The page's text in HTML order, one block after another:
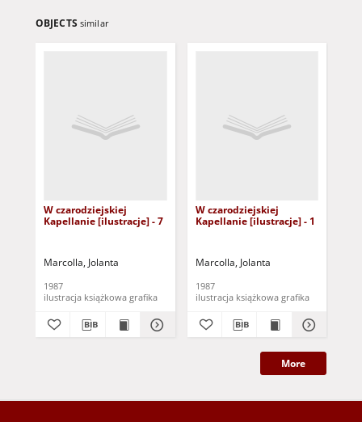
OBJECTS similar
W czarodziejskiej
Kapellanie [ilustracje] - 7
Marcolla, Jolanta
1987
ilustracja książkowa grafika
W czarodziejskiej
Kapellanie [ilustracje] - 1
Marcolla, Jolanta
1987
ilustracja książkowa grafika
More